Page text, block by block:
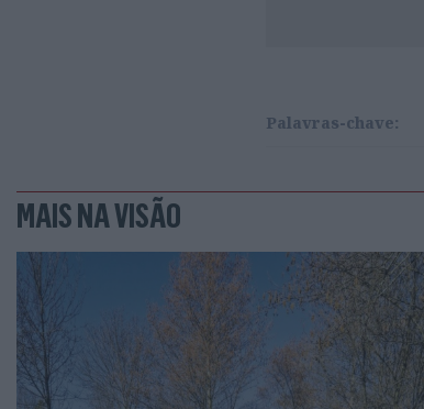
Palavras-chave:
MAIS NA VISÃO